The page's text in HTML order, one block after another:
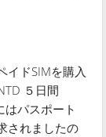
イドSIMを購入
５日間
パスポート
されましたの